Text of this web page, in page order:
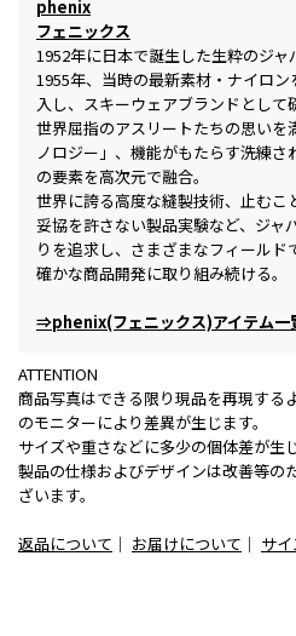
phenix
フェニックス
1952年に日本で誕生した生粋のジャ
1955年、当時の最新素材・ナイロ
入し、スキーウェアブランドとして
世界屈指のアスリートたちの思いを
ノロジー」、機能がもたらす洗練
の要素を高次元で融合。
世界に誇る高度な縫製技術、止むこ
妥協を許さない製品実験など、ジャ
りを追求し、さまざまなフィールド
確かな商品開発に取り組み続ける。
⇒phenix(フェニックス)アイテム一
ATTENTION
商品写真はできる限り現品を再現する
のモニターにより差異が生じます。
サイズや重さなどに多少の個体差が生
製品の仕様およびデザインは改善等の
ざいます。
返品について ｜ お届けについて ｜ サ